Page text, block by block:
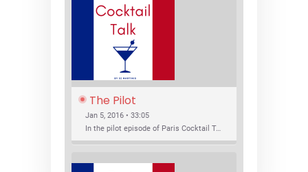
The Pilot
Jan 5, 2016 • 33:05
In the pilot episode of Paris Cocktail Talk we talk about cocktail trends and favorite Paris bars with local bartenders Thierry Daniel, Josh Fontaine, and Thibaut Neuman.